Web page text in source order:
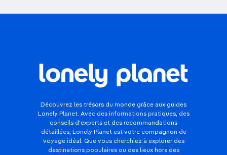
Découvrez les trésors du monde grâce aux guides
Lonely Planet. Avec des informations pratiques, des
conseils d'experts et des recommandations
détaillées, Lonely Planet est votre compagnon de
voyage idéal. Que vous cherchiez à explorer des
destinations populaires ou des lieux hors des